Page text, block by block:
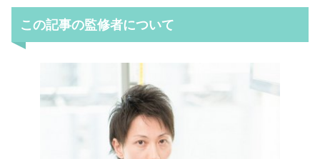
この記事の監修者について